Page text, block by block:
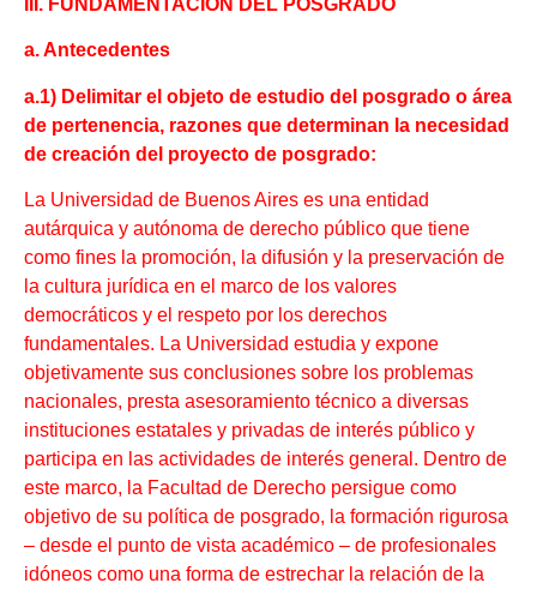
a. Antecedentes
a.1) Delimitar el objeto de estudio del posgrado o área
de pertenencia, razones que determinan la necesidad
de creación del proyecto de posgrado:
La Universidad de Buenos Aires es una entidad
autárquica y autónoma de derecho público que tiene
como fines la promoción, la difusión y la preservación de
la cultura jurídica en el marco de los valores
democráticos y el respeto por los derechos
fundamentales. La Universidad estudia y expone
objetivamente sus conclusiones sobre los problemas
nacionales, presta asesoramiento técnico a diversas
instituciones estatales y privadas de interés público y
participa en las actividades de interés general. Dentro de
este marco, la Facultad de Derecho persigue como
objetivo de su política de posgrado, la formación rigurosa
– desde el punto de vista académico – de profesionales
idóneos como una forma de estrechar la relación de la